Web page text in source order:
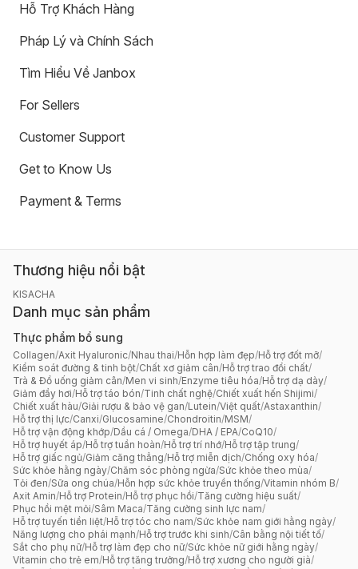
Hỗ Trợ Khách Hàng
Pháp Lý và Chính Sách
Tìm Hiểu Về Janbox
For Sellers
Customer Support
Get to Know Us
Payment & Terms
Thương hiệu nổi bật
KISACHA
Danh mục sản phẩm
Thực phẩm bổ sung
Collagen/Axit Hyaluronic/Nhau thai/Hỗn hợp làm đẹp/Hỗ trợ đốt mỡ/
Kiểm soát đường & tinh bột/Chất xơ giảm cân/Hỗ trợ trao đổi chất/
Trà & Đồ uống giảm cân/Men vi sinh/Enzyme tiêu hóa/Hỗ trợ dạ dày/
Giảm đầy hơi/Hỗ trợ táo bón/Tinh chất nghệ/Chiết xuất hến Shijimi/
Chiết xuất hàu/Giải rượu & bảo vệ gan/Lutein/Việt quất/Astaxanthin/
Hỗ trợ thị lực/Canxi/Glucosamine/Chondroitin/MSM/
Hỗ trợ vận động khớp/Dầu cá / Omega/DHA / EPA/CoQ10/
Hỗ trợ huyết áp/Hỗ trợ tuần hoàn/Hỗ trợ trí nhớ/Hỗ trợ tập trung/
Hỗ trợ giấc ngủ/Giảm căng thẳng/Hỗ trợ miễn dịch/Chống oxy hóa/
Sức khỏe hằng ngày/Chăm sóc phòng ngừa/Sức khỏe theo mùa/
Tỏi đen/Sữa ong chúa/Hỗn hợp sức khỏe truyền thống/Vitamin nhóm B/
Axit Amin/Hỗ trợ Protein/Hỗ trợ phục hồi/Tăng cường hiệu suất/
Phục hồi mệt mỏi/Sâm Maca/Tăng cường sinh lực nam/
Hỗ trợ tuyến tiền liệt/Hỗ trợ tóc cho nam/Sức khỏe nam giới hằng ngày/
Năng lượng cho phái mạnh/Hỗ trợ trước khi sinh/Cân bằng nội tiết tố/
Sắt cho phụ nữ/Hỗ trợ làm đẹp cho nữ/Sức khỏe nữ giới hằng ngày/
Vitamin cho trẻ em/Hỗ trợ tăng trưởng/Hỗ trợ xương cho người già/